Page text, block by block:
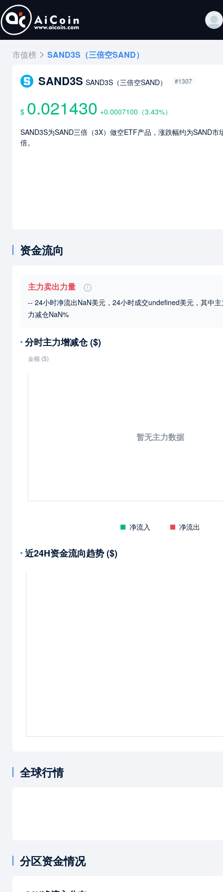
市值榜 SAND3S（三倍空SAND）
SAND3S SAND3S（三倍空SAND） #1307
$ 0.021430 +0.0007100 （3.43%）
SAND3S为SAND三倍（3X）做空ETF产品，涨跌幅约为SAND市
倍。
资金流向
主力卖出力量
-- 24小时净流出NaN美元，24小时成交undefined美元 ，其中
力减仓NaN%
分时主力增减仓 ($)
净流入 净流出
暂无主力数据
近24H资金流向趋势 ($)
全球行情
分区资金情况